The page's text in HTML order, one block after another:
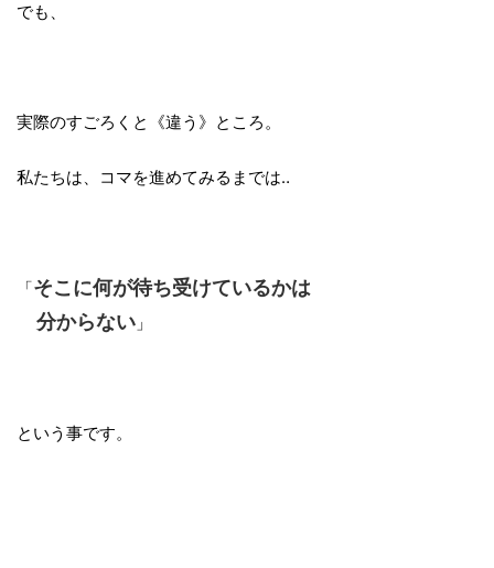
でも、
実際のすごろくと《違う》ところ。
私たちは、コマを進めてみるまでは‥
「そこに何が待ち受けているかは
分からない 」
という事です。